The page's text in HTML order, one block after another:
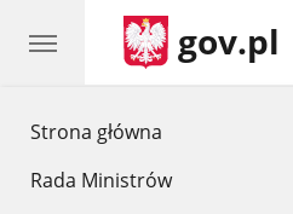
Strona główna
Rada Ministrów
gov.pl